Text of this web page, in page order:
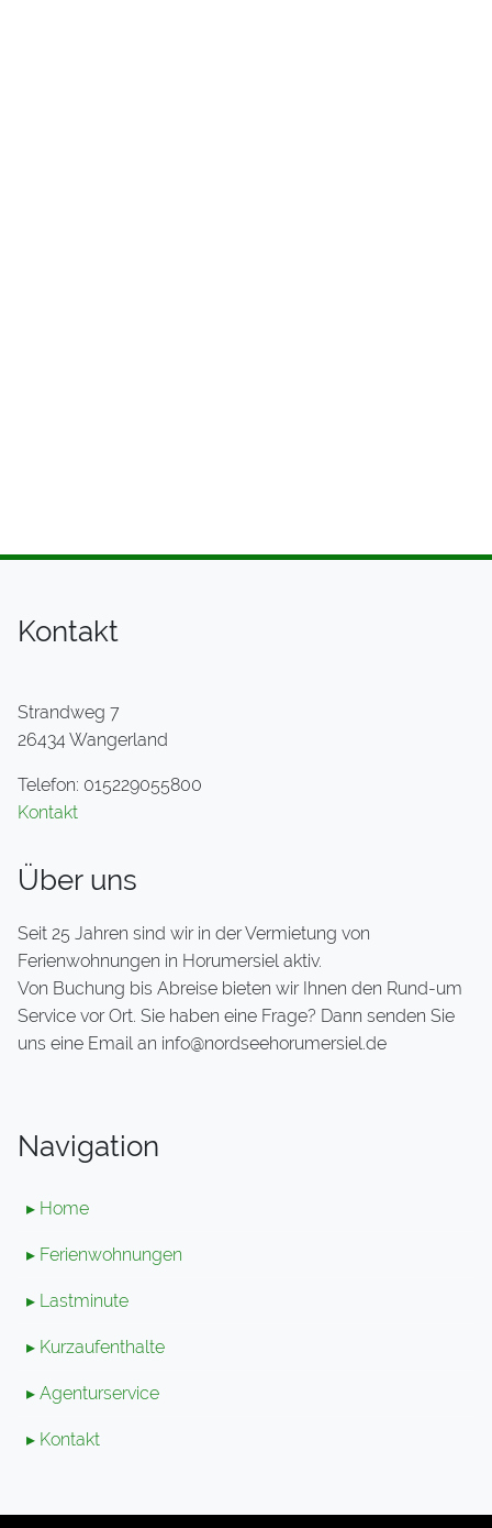
Kontakt
Strandweg 7
26434 Wangerland
Telefon: 015229055800
Kontakt
Über uns
Seit 25 Jahren sind wir in der Vermietung von
Ferienwohnungen in Horumersiel aktiv.
Von Buchung bis Abreise bieten wir Ihnen den Rund-um
Service vor Ort. Sie haben eine Frage? Dann senden Sie
uns eine Email an info@nordseehorumersiel.de
Navigation
▸ Home
▸ Ferienwohnungen
▸ Lastminute
▸ Kurzaufenthalte
▸ Agenturservice
▸ Kontakt